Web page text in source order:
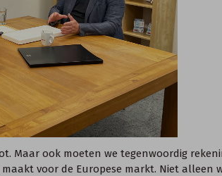
Maar ook moeten we tegenwoordig
voor de Europese markt. Niet